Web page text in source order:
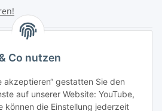
Co nutzen
akzeptieren“ gestatten Sie den
auf unserer Website: YouTube,
können die Einstellung jederzeit